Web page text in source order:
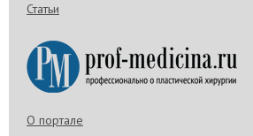
Статьи
О портале